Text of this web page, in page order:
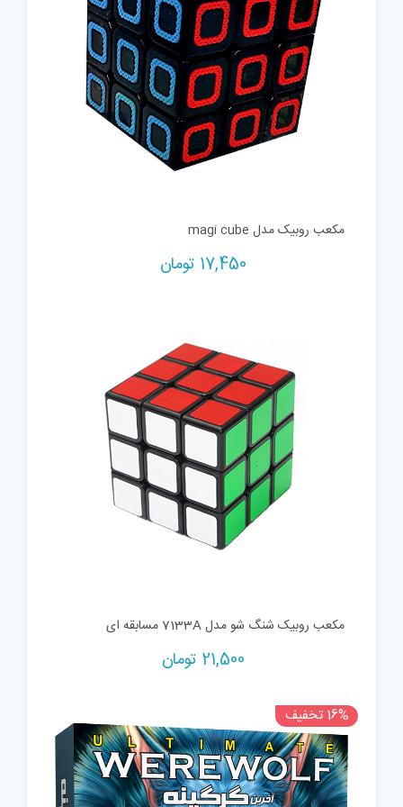
مکعب روبیک مدل magi cube
17,450 تومان
مکعب روبیک شنگ شو مدل 7133A مسابقه ای
21,500 تومان
16% تخفیف